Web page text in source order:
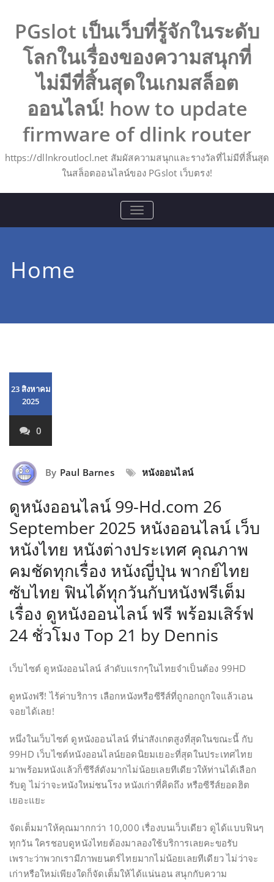
contentPGslot เป็นเว็บที่รู้จักในระดับ
โลกในเรื่องของความสนุกที่
ไม่มีที่สิ้นสุดในเกมสล็อต
ออนไลน์! how to update
firmware of dlink router
https://dllnkroutlocl.net สัมผัสความสนุกและรางวัลที่ไม่มีที่สิ้นสุด
ในสล็อตออนไลน์ของ PGslot เว็บตรง!
TOGGLE
NAVIGATION
Home
23 สิงหาคม
2025
0
By Paul Barnes หนังออนไลน์
ดูหนังออนไลน์ 99-Hd.com 26
September 2025 หนังออนไลน์ เว็บ
หนังไทย หนังต่างประเทศ คุณภาพ
คมชัดทุกเรื่อง หนังญี่ปุ่น พากย์ไทย
ซับไทย ฟินได้ทุกวันกับหนังฟรีเต็ม
เรื่อง ดูหนังออนไลน์ ฟรี พร้อมเสิร์ฟ
24 ชั่วโมง Top 21 by Dennis
เว็บไซต์ ดูหนังออนไลน์ ลำดับแรกๆในไทยจำเป็นต้อง 99HD
ดูหนังฟรี! ไร้ค่าบริการ เลือกหนังหรือซีรีส์ที่ถูกอกถูกใจแล้วเอน
จอยได้เลย!
หนึ่งในเว็บไซต์ ดูหนังออนไลน์ ที่น่าสังเกตสูงที่สุดในขณะนี้ กับ
99HD เว็บไซต์หนังออนไลน์ยอดนิยมเยอะที่สุดในประเทศไทย
มาพร้อมหนังแล้วก็ซีรีส์ดังมากไม่น้อยเลยทีเดียวให้ท่านได้เลือก
รับดู ไม่ว่าจะหนังใหม่ชนโรง หนังเก่าที่คิดถึง หรือซีรีส์ยอดฮิต
เยอะแยะ
จัดเต็มมาให้คุณมากกว่า 10,000 เรื่องบนเว็บเดียว ดูได้แบบฟินๆ
ทุกวัน ใครชอบดูหนังไทยต้องมาลองใช้บริการเลยคะขอรับ
เพราะว่าพวกเรามีภาพยนตร์ไทยมากไม่น้อยเลยทีเดียว ไม่ว่าจะ
เก่าหรือใหม่เพียงใดก็จัดเต็มให้ได้แน่นอน สนุกกับความ